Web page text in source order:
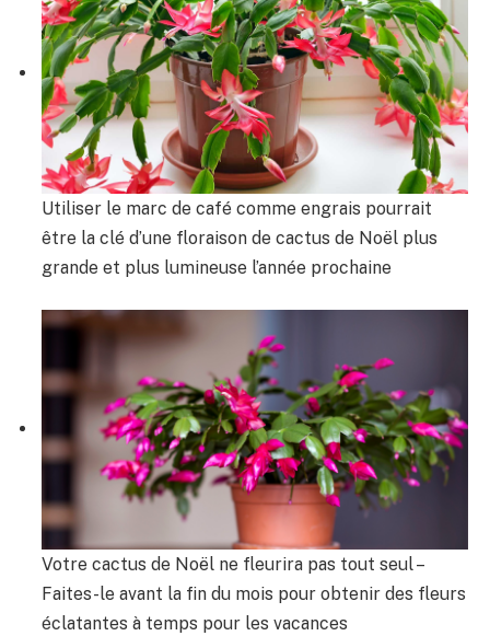
Utiliser le marc de café comme engrais pourrait
être la clé d’une floraison de cactus de Noël plus
grande et plus lumineuse l’année prochaine
Votre cactus de Noël ne fleurira pas tout seul –
Faites-le avant la fin du mois pour obtenir des fleurs
éclatantes à temps pour les vacances